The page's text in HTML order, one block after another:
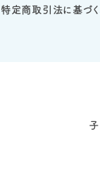
特定商取引法に基づ